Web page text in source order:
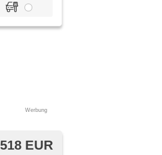
Werbung
EUR